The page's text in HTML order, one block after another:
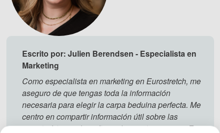
Escrito por: Julien Berendsen - Especialista en
Marketing
Como especialista en marketing en Eurostretch, me
aseguro de que tengas toda la información
necesaria para elegir la carpa beduina perfecta. Me
centro en compartir información útil sobre las
características y beneficios de nuestras carpas. En